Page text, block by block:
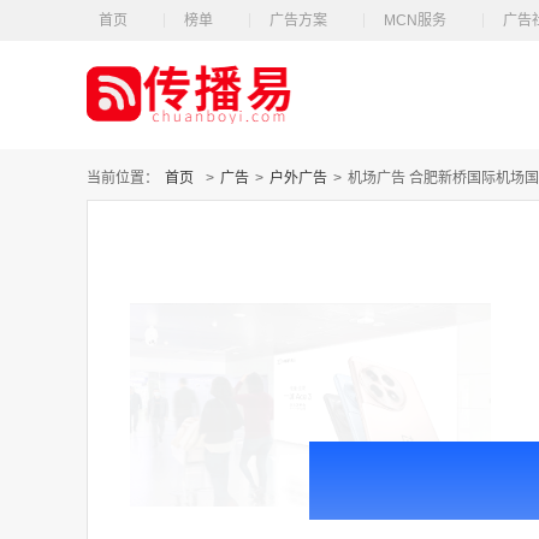
首页 榜单 广告方案 MCN服务 广告
当前位置： 首页 > 广告 > 户外广告 > 机场广告 合肥新桥国际机场